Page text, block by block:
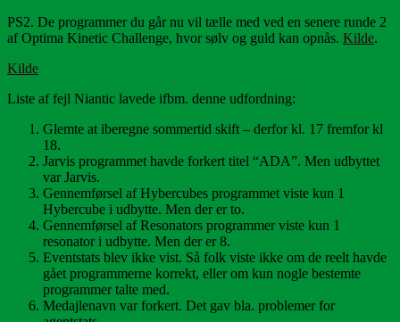
PS2. De programmer du går nu vil tælle med ved en senere runde 2
af Optima Kinetic Challenge, hvor sølv og guld kan opnås. Kilde.
Kilde
Liste af fejl Niantic lavede ifbm. denne udfordning:
Glemte at iberegne sommertid skift – derfor kl. 17 fremfor kl
18.
Jarvis programmet havde forkert titel “ADA”. Men udbyttet
var Jarvis.
Gennemførsel af Hybercubes programmet viste kun 1
Hybercube i udbytte. Men der er to.
Gennemførsel af Resonators programmer viste kun 1
resonator i udbytte. Men der er 8.
Eventstats blev ikke vist. Så folk viste ikke om de reelt havde
gået programmerne korrekt, eller om kun nogle bestemte
programmer talte med.
Medajlenavn var forkert. Det gav bla. problemer for